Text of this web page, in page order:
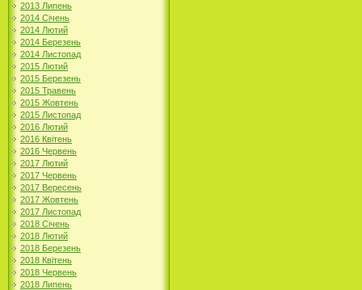
2013 Липень
2014 Січень
2014 Лютий
2014 Березень
2014 Листопад
2015 Лютий
2015 Березень
2015 Травень
2015 Жовтень
2015 Листопад
2016 Лютий
2016 Квітень
2016 Червень
2017 Лютий
2017 Червень
2017 Вересень
2017 Жовтень
2017 Листопад
2018 Січень
2018 Лютий
2018 Березень
2018 Квітень
2018 Червень
2018 Липень